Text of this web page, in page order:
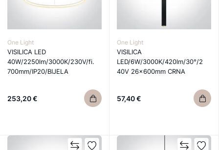
One Light
VISILICA LED
40W/2250lm/3000K/230V/fi.
700mm/IP20/BIJELA
253,20 €
One Light
VISILICA
LED/6W/3000K/420lm/30°/2
40V 26×600mm CRNA
57,40 €